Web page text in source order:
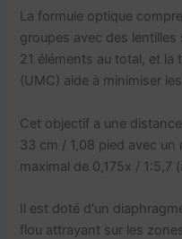
La formule optique
groupes avec des lentilles
21 éléments au total, et
(UMC) aide à minimiser
Cet objectif a une
33 cm / 1,08 pied avec
maximal de 0,175x / 1:5,7
Il est doté d'un
flou attrayant sur les